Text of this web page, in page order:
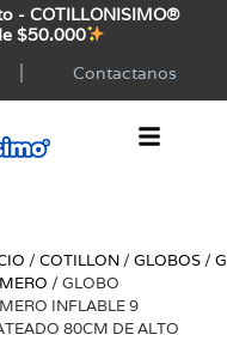
- COTILLONISIMO®
$50.000
Contactanos
/COTILLON /GLOBOS /
/ GLOBO
INFLABLE 9
80CM DE ALTO